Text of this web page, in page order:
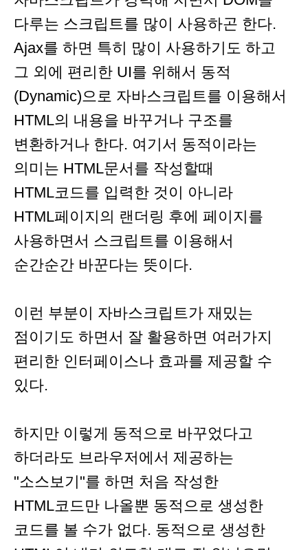
다루는 스크립트를 많이 사용하곤 한다.
Ajax를 하면 특히 많이 사용하기도 하고
그 외에 편리한 UI를 위해서 동적
(Dynamic)으로 자바스크립트를 이용해서
HTML의 내용을 바꾸거나 구조를
변환하거나 한다. 여기서 동적이라는
의미는 HTML문서를 작성할때
HTML코드를 입력한 것이 아니라
HTML페이지의 랜더링 후에 페이지를
사용하면서 스크립트를 이용해서
순간순간 바꾼다는 뜻이다.
이런 부분이 자바스크립트가 재밌는
점이기도 하면서 잘 활용하면 여러가지
편리한 인터페이스나 효과를 제공할 수
있다.
하지만 이렇게 동적으로 바꾸었다고
하더라도 브라우저에서 제공하는
"소스보기"를 하면 처음 작성한
HTML코드만 나올뿐 동적으로 생성한
코드를 볼 수가 없다. 동적으로 생성한